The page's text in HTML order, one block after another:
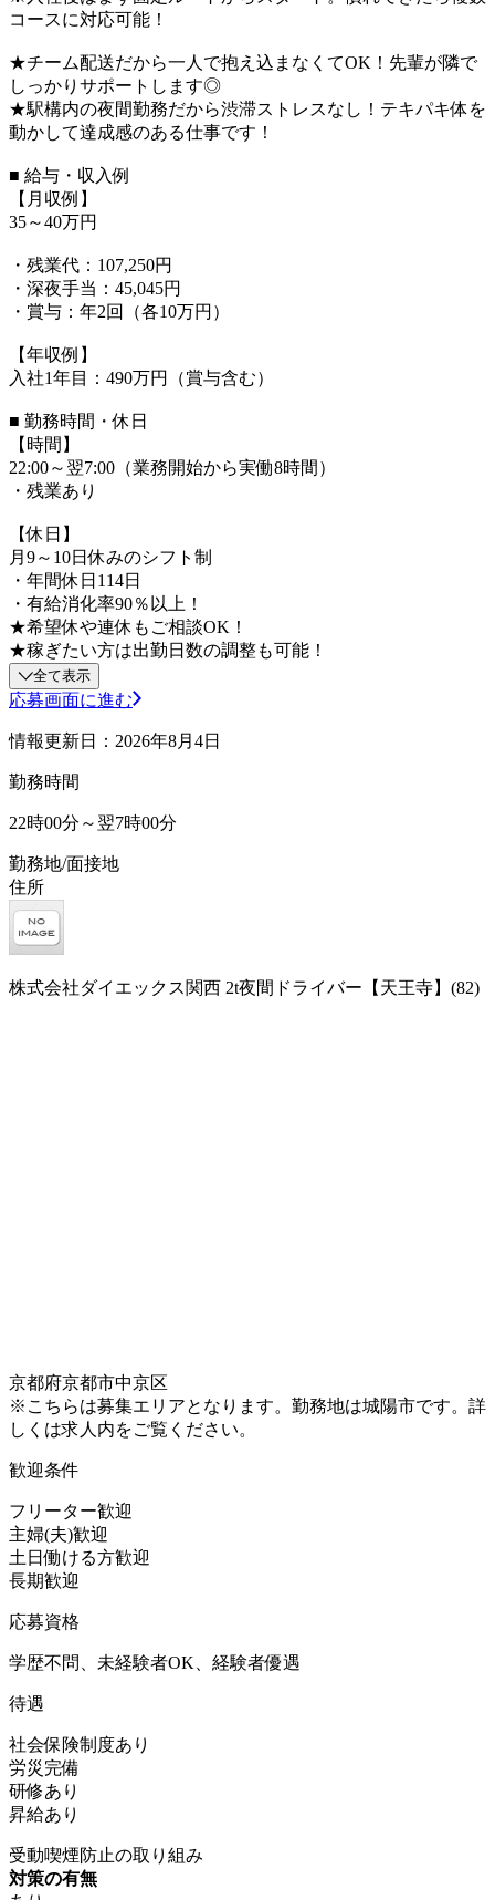
コースに対応可能！
★チーム配送だから一人で抱え込まなくてOK！先輩が隣で
しっかりサポートします◎
★駅構内の夜間勤務だから渋滞ストレスなし！テキパキ体を
動かして達成感のある仕事です！
■ 給与・収入例
【月収例】
35～40万円
・残業代：107,250円
・深夜手当：45,045円
・賞与：年2回（各10万円）
【年収例】
入社1年目：490万円（賞与含む）
■ 勤務時間・休日
【時間】
22:00～翌7:00（業務開始から実働8時間）
・残業あり
【休日】
月9～10日休みのシフト制
・年間休日114日
・有給消化率90％以上！
★希望休や連休もご相談OK！
★稼ぎたい方は出勤日数の調整も可能！
全て表示
応募画面に進む
情報更新日：2026年8月4日
勤務時間
22時00分～翌7時00分
勤務地/面接地
住所
株式会社ダイエックス関西 2t夜間ドライバー【天王寺】(82)
京都府京都市中京区
※こちらは募集エリアとなります。勤務地は城陽市です。詳
しくは求人内をご覧ください。
歓迎条件
フリーター歓迎
主婦(夫)歓迎
土日働ける方歓迎
長期歓迎
応募資格
学歴不問、未経験者OK、経験者優遇
待遇
社会保険制度あり
労災完備
研修あり
昇給あり
受動喫煙防止の取り組み
対策の有無